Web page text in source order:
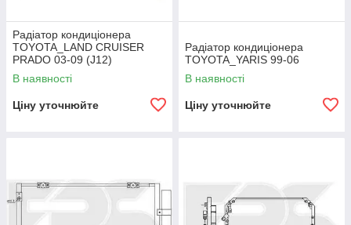
Радіатор кондиціонера
TOYOTA_LAND CRUISER
PRADO 03-09 (J12)
В наявності
Ціну уточнюйте
Радіатор кондиціонера
TOYOTA_YARIS 99-06
В наявності
Ціну уточнюйте